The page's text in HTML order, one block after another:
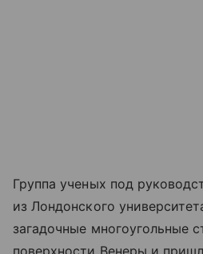
Группа ученых под
из Лондонского
загадочные многоугольные
поверхности Венеры и